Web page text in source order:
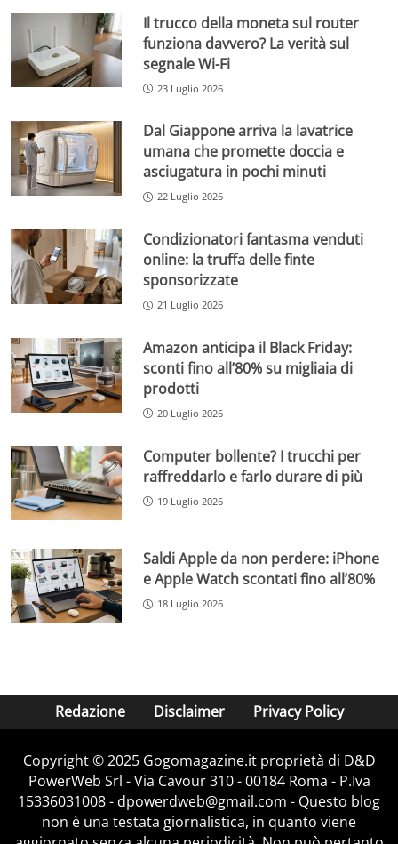
Il trucco della moneta sul router
funziona davvero? La verità sul
segnale Wi-Fi
23 Luglio 2026
Dal Giappone arriva la lavatrice
umana che promette doccia e
asciugatura in pochi minuti
22 Luglio 2026
Condizionatori fantasma venduti
online: la truffa delle finte
sponsorizzate
21 Luglio 2026
Amazon anticipa il Black Friday:
sconti fino all’80% su migliaia di
prodotti
20 Luglio 2026
Computer bollente? I trucchi per
raffreddarlo e farlo durare di più
19 Luglio 2026
Saldi Apple da non perdere: iPhone
e Apple Watch scontati fino all’80%
18 Luglio 2026
Redazione Disclaimer Privacy Policy
Copyright © 2025 Gogomagazine.it proprietà di D&D
PowerWeb Srl - Via Cavour 310 - 00184 Roma - P.Iva
15336031008 - dpowerdweb@gmail.com - Questo blog
non è una testata giornalistica, in quanto viene